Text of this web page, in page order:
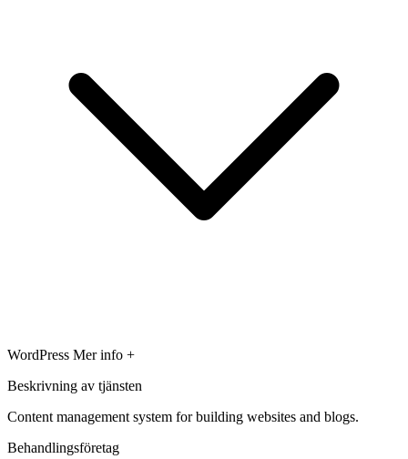
WordPress Mer info +
Beskrivning av tjänsten
Content management system for building websites and blogs.
Behandlingsföretag